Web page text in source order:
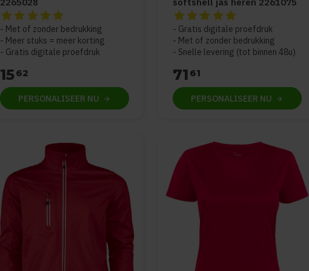
De beoordeling van dit product is
van de 5
Met of zonder bedrukking
Meer stuks = meer korting
Gratis digitale proefdruk
1562
PERSONALISEER NU
De beoordeling van dit product is
Gratis digitale proefdruk
Met of zonder bedrukking
Snelle levering (tot binnen 48u)
71 61
PERSONALISEER NU